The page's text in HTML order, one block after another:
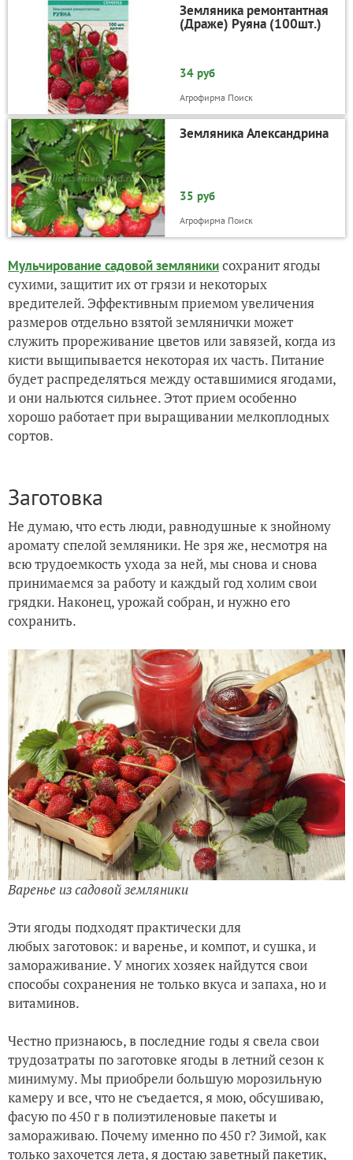
Земляника ремонтантная
(Драже) Руяна (100шт.)
34 руб
Агрофирма Поиск
Земляника Александрина
35 руб
Агрофирма Поиск
Мульчирование садовой земляникисохранит ягоды
сухими, защитит их от грязи и некоторых
вредителей. Эффективным приемом увеличения
размеров отдельно взятой землянички может
служить прореживание цветов или завязей, когда из
кисти выщипывается некоторая их часть. Питание
будет распределяться между оставшимися ягодами,
и они нальются сильнее. Этот прием особенно
хорошо работает при выращивании мелкоплодных
сортов.
Заготовка
Не думаю, что есть люди, равнодушные к знойному
аромату спелой земляники. Не зря же, несмотря на
всю трудоемкость ухода за ней, мы снова и снова
принимаемся за работу и каждый год холим свои
грядки. Наконец, урожай собран, и нужно его
сохранить.
Варенье из садовой земляники
Эти ягоды подходят практически для
любых заготовок: и варенье, и компот, и сушка, и
замораживание. У многих хозяек найдутся свои
способы сохранения не только вкуса и запаха, но и
витаминов.
Честно признаюсь, в последние годы я свела свои
трудозатраты по заготовке ягоды в летний сезон к
минимуму. Мы приобрели большую морозильную
камеру и все, что не съедается, я мою, обсушиваю,
фасую по 450 г в полиэтиленовые пакеты и
замораживаю. Почему именно по 450 г? Зимой, как
только захочется лета, я достаю заветный пакетик,